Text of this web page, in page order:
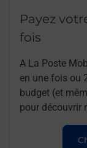
Payez
fois
A La Poste
en une fois ou
budget (et
pour découvrir